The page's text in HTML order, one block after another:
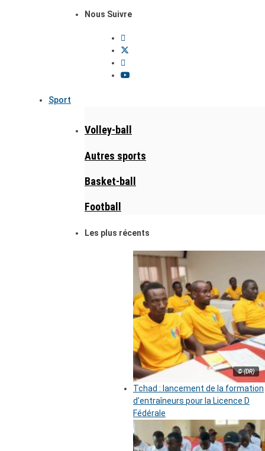
Nous Suivre
Sport
Volley-ball
Autres sports
Basket-ball
Football
Les plus récents
© (DR)
Tchad : lancement de la formation
d’entraîneurs pour la Licence D
Fédérale